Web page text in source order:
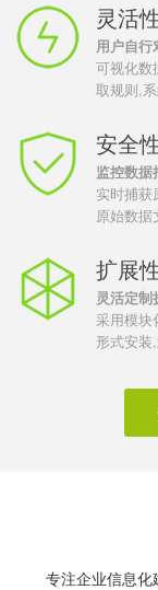
灵活
用户自行
可视化数
取规则,
安全
监控数据
实时捕
原始数据
扩展
灵活定制
采用模块
形式安
专注企业信息